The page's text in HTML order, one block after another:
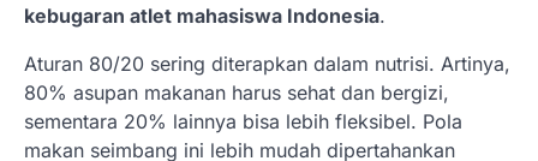
kebugaran atlet mahasiswa Indonesia.
Aturan 80/20 sering diterapkan dalam nutrisi. Artinya,
80% asupan makanan harus sehat dan bergizi,
sementara 20% lainnya bisa lebih fleksibel. Pola
makan seimbang ini lebih mudah dipertahankan